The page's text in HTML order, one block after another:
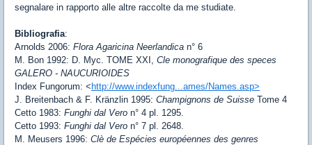
segnalare in rapporto alle altre raccolte da me studiate.
Bibliografia:
Arnolds 2006: Flora Agaricina Neerlandica n° 6
M. Bon 1992: D. Myc. TOME XXI, Cle monografique des speces
GALERO - NAUCURIOIDES
Index Fungorum: < http://www.indexfung...ames/Names.asp>
J. Breitenbach & F. Kränzlin 1995: Champignons de Suisse Tome 4
Cetto 1983: Funghi dal Vero n° 4 pl. 1295.
Cetto 1993: Funghi dal Vero n° 7 pl. 2648.
M. Meusers 1996: Clè de Espécies européennes des genres